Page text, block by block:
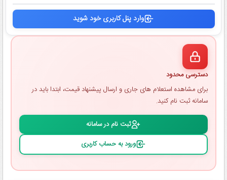
وارد پنل کاربری خود شوید
دسترسی محدود
برای مشاهده استعلام ‌های جاری و ارسال پیشنهاد قیمت، ابتدا باید در
سامانه ثبت ‌نام کنید.
ثبت ‌نام در سامانه
ورود به حساب کاربری